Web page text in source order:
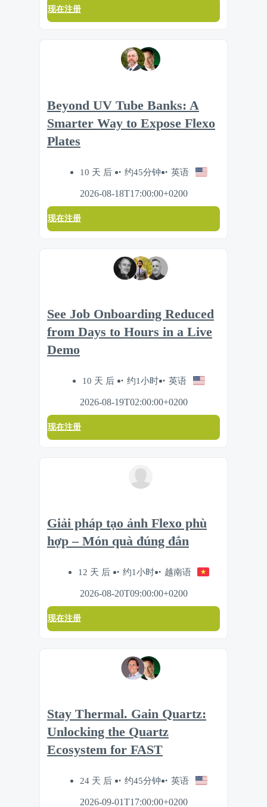
现在注册
Beyond UV Tube Banks: A
Smarter Way to Expose Flexo
Plates
10 天 后 约45分钟 英语
2026-08-18T17:00:00+0200
现在注册
See Job Onboarding Reduced
from Days to Hours in a Live
Demo
10 天 后 约1小时 英语
2026-08-19T02:00:00+0200
现在注册
Giải pháp tạo ảnh Flexo phù
hợp – Món quà đúng đắn
12 天 后 约1小时 越南语
2026-08-20T09:00:00+0200
现在注册
Stay Thermal. Gain Quartz:
Unlocking the Quartz
Ecosystem for FAST
24 天 后 约45分钟 英语
2026-09-01T17:00:00+0200